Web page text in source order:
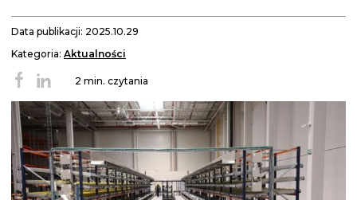
Data publikacji: 2025.10.29
Kategoria: Aktualności
2 min. czytania